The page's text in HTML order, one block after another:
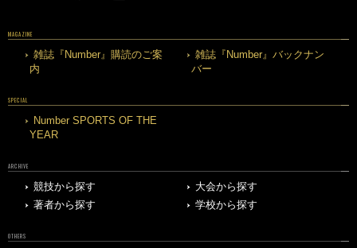
MAGAZINE
雑誌『Number』購読のご案
内
雑誌『Number』バックナン
バー
SPECIAL
Number SPORTS OF THE
YEAR
ARCHIVE
競技から探す
大会から探す
著者から探す
学校から探す
OTHERS